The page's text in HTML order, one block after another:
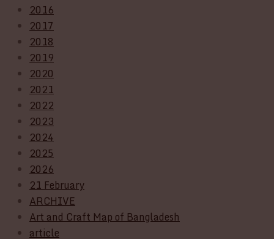
2016
2017
2018
2019
2020
2021
2022
2023
2024
2025
2026
21 February
ARCHIVE
Art and Craft Map of Bangladesh
article